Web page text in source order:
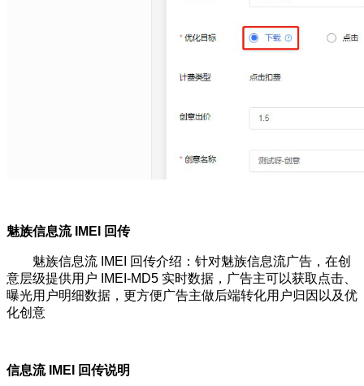
魅族信息流 IMEI 回传
魅族信息流 IMEI 回传介绍：针对魅族信息流广告，在创
意层级提供用户 IMEI-MD5 实时数据，广告主可以获取点击、
曝光用户明细数据，更方便广告主做后端转化用户归因以及优
化创意
信息流 IMEI 回传说明